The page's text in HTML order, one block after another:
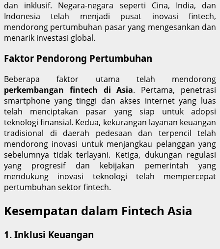
dan inklusif. Negara-negara seperti Cina, India, dan
Indonesia telah menjadi pusat inovasi fintech,
mendorong pertumbuhan pasar yang mengesankan dan
menarik investasi global.
Faktor Pendorong Pertumbuhan
Beberapa faktor utama telah mendorong
perkembangan fintech di Asia. Pertama, penetrasi
smartphone yang tinggi dan akses internet yang luas
telah menciptakan pasar yang siap untuk adopsi
teknologi finansial. Kedua, kekurangan layanan keuangan
tradisional di daerah pedesaan dan terpencil telah
mendorong inovasi untuk menjangkau pelanggan yang
sebelumnya tidak terlayani. Ketiga, dukungan regulasi
yang progresif dan kebijakan pemerintah yang
mendukung inovasi teknologi telah mempercepat
pertumbuhan sektor fintech.
Kesempatan dalam Fintech Asia
1. Inklusi Keuangan